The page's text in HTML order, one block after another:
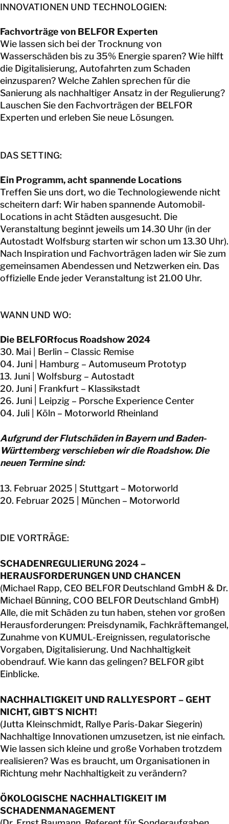
INNOVATIONEN UND TECHNOLOGIEN:
Fachvorträge von BELFOR Experten
Wie lassen sich bei der Trocknung von
Wasserschäden bis zu 35% Energie sparen? Wie hilft
die Digitalisierung, Autofahrten zum Schaden
einzusparen? Welche Zahlen sprechen für die
Sanierung als nachhaltiger Ansatz in der Regulierung?
Lauschen Sie den Fachvorträgen der BELFOR
Experten und erleben Sie neue Lösungen.
DAS SETTING:
Ein Programm, acht spannende Locations
Treffen Sie uns dort, wo die Technologiewende nicht
scheitern darf: Wir haben spannende Automobil-
Locations in acht Städten ausgesucht. Die
Veranstaltung beginnt jeweils um 14.30 Uhr (in der
Autostadt Wolfsburg starten wir schon um 13.30 Uhr).
Nach Inspiration und Fachvorträgen laden wir Sie zum
gemeinsamen Abendessen und Netzwerken ein. Das
offizielle Ende jeder Veranstaltung ist 21.00 Uhr.
WANN UND WO:
Die BELFORfocus Roadshow 2024
30. Mai | Berlin – Classic Remise
04. Juni | Hamburg – Automuseum Prototyp
13. Juni | Wolfsburg – Autostadt
20. Juni | Frankfurt – Klassikstadt
26. Juni | Leipzig – Porsche Experience Center
04. Juli | Köln – Motorworld Rheinland
Aufgrund der Flutschäden in Bayern und Baden-
Württemberg verschieben wir die Roadshow. Die
neuen Termine sind:
13. Februar 2025 | Stuttgart – Motorworld
20. Februar 2025 | München – Motorworld
DIE VORTRÄGE:
SCHADENREGULIERUNG 2024 –
HERAUSFORDERUNGEN UND CHANCEN
(Michael Rapp, CEO BELFOR Deutschland GmbH & Dr.
Michael Bünning, COO BELFOR Deutschland GmbH)
Alle, die mit Schäden zu tun haben, stehen vor großen
Herausforderungen: Preisdynamik, Fachkräftemangel,
Zunahme von KUMUL-Ereignissen, regulatorische
Vorgaben, Digitalisierung. Und Nachhaltigkeit
obendrauf. Wie kann das gelingen? BELFOR gibt
Einblicke.
NACHHALTIGKEIT UND RALLYESPORT – GEHT
NICHT, GIBT´S NICHT!
(Jutta Kleinschmidt, Rallye Paris-Dakar Siegerin)
Nachhaltige Innovationen umzusetzen, ist nie einfach.
Wie lassen sich kleine und große Vorhaben trotzdem
realisieren? Was es braucht, um Organisationen in
Richtung mehr Nachhaltigkeit zu verändern?
ÖKOLOGISCHE NACHHALTIGKEIT IM
SCHADENMANAGEMENT